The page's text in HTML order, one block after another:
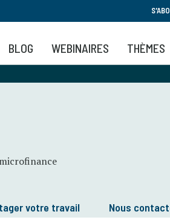
au
contenu
principal
BLOG WEBINAIRES THÈMES
votre travail Nous